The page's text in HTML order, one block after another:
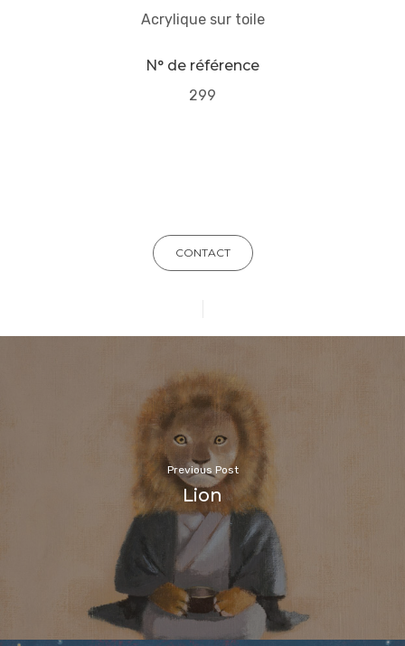
Acrylique sur toile
N° de référence
299
CONTACT
Previous Post
Lion